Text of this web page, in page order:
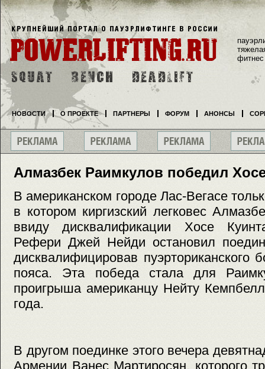
Алмазбек Раимкулов победил
В американском городе Лас-Вегасе
в котором киргизский легковес
ввиду дисквалификации Хосе
Рефери Джей Нейди остановил
дисквалифицировав пуэрториканского
пояса. Эта победа стала для
проигрыша американцу Нейту
года.
В другом поединке этого вечера
Армении Ванес Мартиросян, которого
фитнес
НОВОСТИ О ПРОЕКТЕ ПАРТНЕРЫ ФОРУМ АНОНСЫ